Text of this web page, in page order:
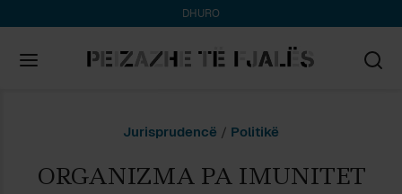
DHURO
Jurisprudencë / Politikë
ORGANIZMA PA IMUNITET